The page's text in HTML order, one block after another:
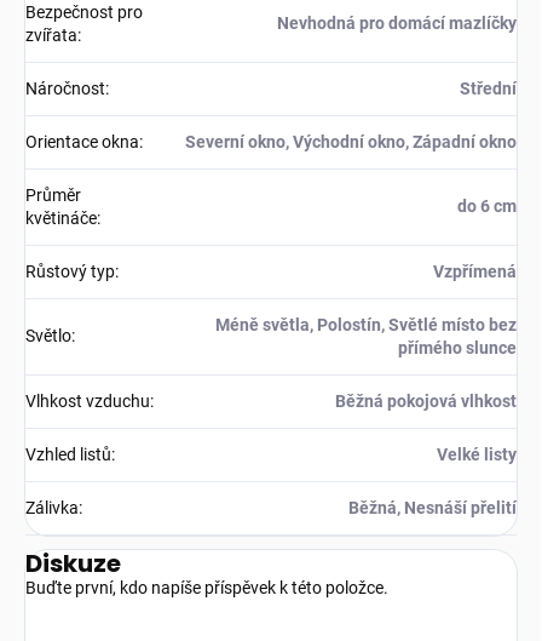
Bezpečnost pro
zvířata:
Nevhodná pro domácí mazlíčky
Náročnost: Střední
Orientace okna: Severní okno, Východní okno, Západní okno
Průměr
květináče:
do 6 cm
Růstový typ: Vzpřímená
Světlo:
Méně světla, Polostín, Světlé místo bez
přímého slunce
Vlhkost vzduchu: Běžná pokojová vlhkost
Vzhled listů: Velké listy
Zálivka: Běžná, Nesnáší přelití
Diskuze
Buďte první, kdo napíše příspěvek k této položce.